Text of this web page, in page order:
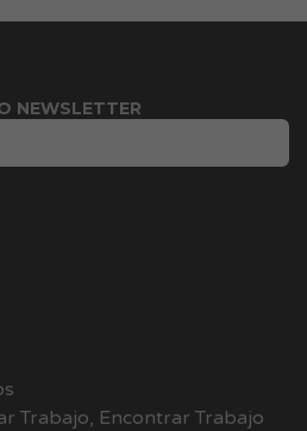
NEWSLETTER
Trabajo, Encontrar Trabajo